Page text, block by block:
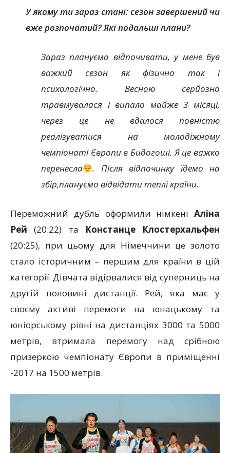
У якому ти зараз стані: сезон завершений чи
вже розпочатий? Які подальші плани?
Зараз плануємо відпочивати, у мене був
важкий сезон як фізично так і
психологічно. Весною серйозно
травмувалася і випало майже 3 місяці,
через це не вдалося повністю
реалізуватися на молодіжному
чемпіонаті Європи в Бидогоші. Я це важко
перенесла
. Після відпочинку їдемо на
збір,плануємо відвідати теплі країни.
Переможний дубль оформили німкені Аліна
Рей (20:22) та Констанце Клостерхальфен
(20:25), при цьому для Німеччини це золото
стало історичним – першим для країни в цій
категорії. Дівчата відірвалися від суперниць на
другій половині дистанції. Рей, яка має у
своєму активі перемоги на юнацькому та
юніорському рівні на дистанціях 3000 та 5000
метрів, втримала перемогу над срібною
призеркою чемпіонату Європи в приміщенні
-2017 на 1500 метрів.